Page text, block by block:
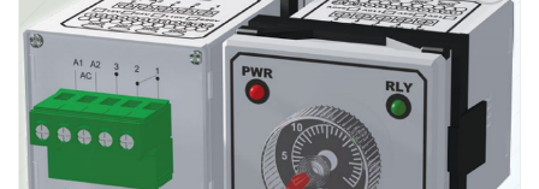
Add
wishlist